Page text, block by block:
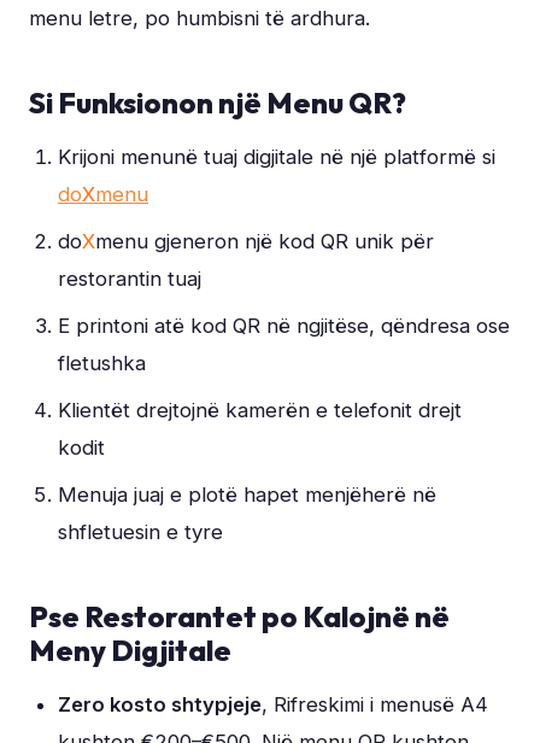
menu letre, po humbisni të ardhura.
Si Funksionon një Menu QR?
Krijoni menunë tuaj digjitale në një platformë si
doXmenu
doXmenu gjeneron një kod QR unik për
restorantin tuaj
E printoni atë kod QR në ngjitëse, qëndresa ose
fletushka
Klientët drejtojnë kamerën e telefonit drejt
kodit
Menuja juaj e plotë hapet menjëherë në
shfletuesin e tyre
Pse Restorantet po Kalojnë në
Meny Digjitale
Zero kosto shtypjeje, Rifreskimi i menusë A4